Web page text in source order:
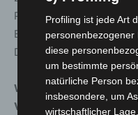
Patientinnen und
Behandlung in einem
Diese Kriterien legt auch
Weitere Informationen
Virus
Profiling ist jede Art
diese
um bestimmte
natürliche Person
insbesondere, um
wirtschaftlicher